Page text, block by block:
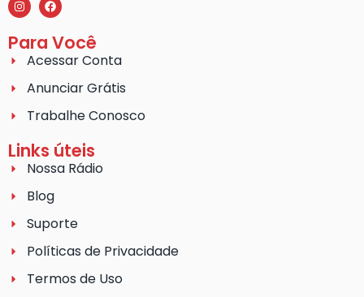
Para Você
Acessar Conta
Anunciar Grátis
Trabalhe Conosco
Links úteis
Nossa Rádio
Blog
Suporte
Políticas de Privacidade
Termos de Uso